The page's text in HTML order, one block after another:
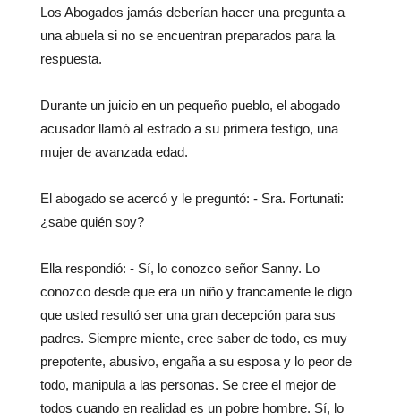
Los Abogados jamás deberían hacer una pregunta a
una abuela si no se encuentran preparados para la
respuesta.
Durante un juicio en un pequeño pueblo, el abogado
acusador llamó al estrado a su primera testigo, una
mujer de avanzada edad.
El abogado se acercó y le preguntó: - Sra. Fortunati:
¿sabe quién soy?
Ella respondió: - Sí, lo conozco señor Sanny. Lo
conozco desde que era un niño y francamente le digo
que usted resultó ser una gran decepción para sus
padres. Siempre miente, cree saber de todo, es muy
prepotente, abusivo, engaña a su esposa y lo peor de
todo, manipula a las personas. Se cree el mejor de
todos cuando en realidad es un pobre hombre. Sí, lo